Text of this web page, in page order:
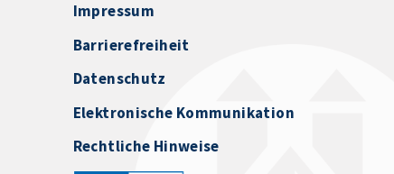
Impressum
Barrierefreiheit
Datenschutz
Elektronische Kommunikation
Rechtliche Hinweise